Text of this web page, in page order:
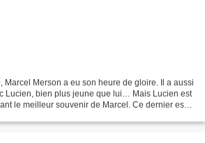
Marcel Merson a eu son heure de gloire. Il a aussi
Lucien, bien plus jeune que lui… Mais Lucien est
le meilleur souvenir de Marcel. Ce dernier est